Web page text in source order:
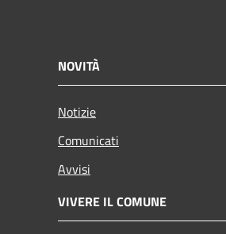
NOVITÀ
Notizie
Comunicati
Avvisi
VIVERE IL COMUNE